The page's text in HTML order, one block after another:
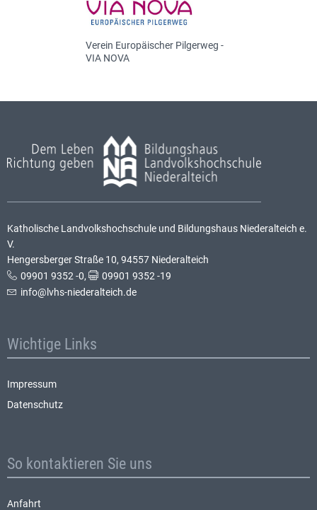
Verein Europäischer Pilgerweg -
VIA NOVA
Katholische Landvolkshochschule und Bildungshaus Niederalteich e.
V.
Hengersberger Straße 10, 94557 Niederalteich
09901 9352 -0,
09901 9352 -19
info@lvhs-niederalteich.de
Wichtige Links
Impressum
Datenschutz
So kontaktieren Sie uns
Anfahrt